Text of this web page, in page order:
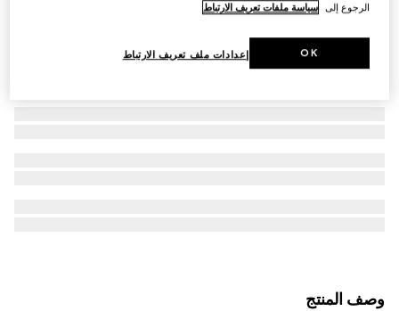
وصف المنتج
الرجوع إلى سياسة ملفات تعريف الارتباط
إعدادات ملف تعريف الارتباط OK